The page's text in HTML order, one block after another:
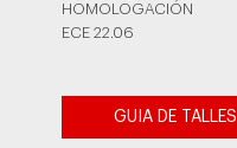
HOMOLOGACIÓN
ECE 22.06
GUIA DE TALLES